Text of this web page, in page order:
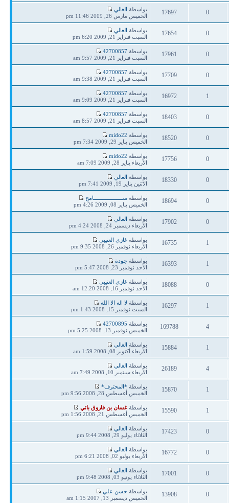
ردود
مشاهدات
0
ردود
17697
مشاهدات
آخر
مشاركة
بواسطة الغالي
الخميس مارس 26, 2009 11:46 pm
0
ردود
17654
مشاهدات
آخر
مشاركة
بواسطة الغالي
السبت فبراير 21, 2009 6:20 pm
0
ردود
17961
مشاهدات
آخر
مشاركة
بواسطة42700857
السبت فبراير 21, 2009 9:57 am
0
ردود
17709
مشاهدات
آخر
مشاركة
بواسطة42700857
السبت فبراير 21, 2009 9:38 am
1
ردود
16972
مشاهدات
آخر
مشاركة
بواسطة42700857
السبت فبراير 21, 2009 9:09 am
0
ردود
18403
مشاهدات
آخر
مشاركة
بواسطة42700857
السبت فبراير 21, 2009 8:57 am
0
ردود
18520
مشاهدات
آخر
مشاركة
بواسطة mido22
الخميس يناير 29, 2009 7:34 pm
0
ردود
17756
مشاهدات
آخر
مشاركة
بواسطة mido22
الأربعاء يناير 28, 2009 7:09 am
0
ردود
18330
مشاهدات
آخر
مشاركة
بواسطة الغالي
الاثنين يناير 19, 2009 7:41 pm
0
ردود
18694
مشاهدات
آخر
مشاركة
بواسطةســـــــــــــــــــامح
الخميس يناير 08, 2009 4:26 pm
0
ردود
17902
مشاهدات
آخر
مشاركة
بواسطة الغالي
الأربعاء ديسمبر 24, 2008 4:24 pm
1
ردود
16735
مشاهدات
آخر
مشاركة
بواسطةغازي العتيبي
الأربعاء نوفمبر 26, 2008 9:35 pm
1
ردود
16393
مشاهدات
آخر
مشاركة
بواسطة جودة
الأحد نوفمبر 23, 2008 5:47 pm
0
ردود
18088
مشاهدات
آخر
مشاركة
بواسطةغازي العتيبي
الأحد نوفمبر 16, 2008 12:20 am
1
ردود
16297
مشاهدات
آخر
مشاركة
بواسطةلا اله الا الله
السبت نوفمبر 15, 2008 1:43 pm
4
ردود
169788
مشاهدات
آخر
مشاركة
بواسطة 42700895
الخميس نوفمبر 13, 2008 5:25 pm
1
ردود
15884
مشاهدات
آخر
مشاركة
بواسطة الغالي
الأربعاء أكتوبر 08, 2008 1:59 am
4
ردود
26189
مشاهدات
آخر
مشاركة
بواسطة الغالي
الأربعاء سبتمبر 10, 2008 7:49 am
1
ردود
15870
مشاهدات
آخر
مشاركة
بواسطة *المحترف*
الخميس أغسطس 28, 2008 9:56 pm
1
ردود
15590
مشاهدات
آخر
مشاركة
بواسطةغسان بن فاروق باتي
الخميس أغسطس 21, 2008 1:56 pm
0
ردود
17423
مشاهدات
آخر
مشاركة
بواسطة الغالي
الثلاثاء يوليو 29, 2008 9:44 pm
0
ردود
16772
مشاهدات
آخر
مشاركة
بواسطة الغالي
الأربعاء يوليو 02, 2008 6:21 pm
0
ردود
17001
مشاهدات
آخر
مشاركة
بواسطة الغالي
الثلاثاء يونيو 03, 2008 9:48 pm
0
13908
آخر
مشاركة
بواسطة حسن علي
الخميس ديسمبر 13, 2007 1:15 am